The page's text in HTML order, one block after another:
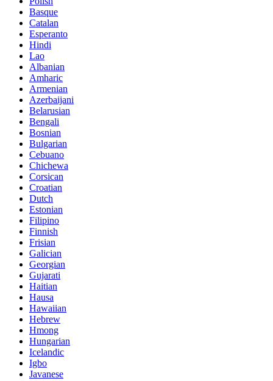
Basque
Catalan
Esperanto
Hindi
Lao
Albanian
Amharic
Armenian
Azerbaijani
Belarusian
Bengali
Bosnian
Bulgarian
Cebuano
Chichewa
Corsican
Croatian
Dutch
Estonian
Filipino
Finnish
Frisian
Galician
Georgian
Gujarati
Haitian
Hausa
Hawaiian
Hebrew
Hmong
Hungarian
Icelandic
Igbo
Javanese